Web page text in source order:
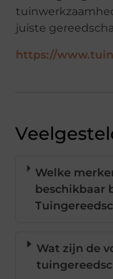
juiste
https://
Welke
beschikbaar
Wat zijn de